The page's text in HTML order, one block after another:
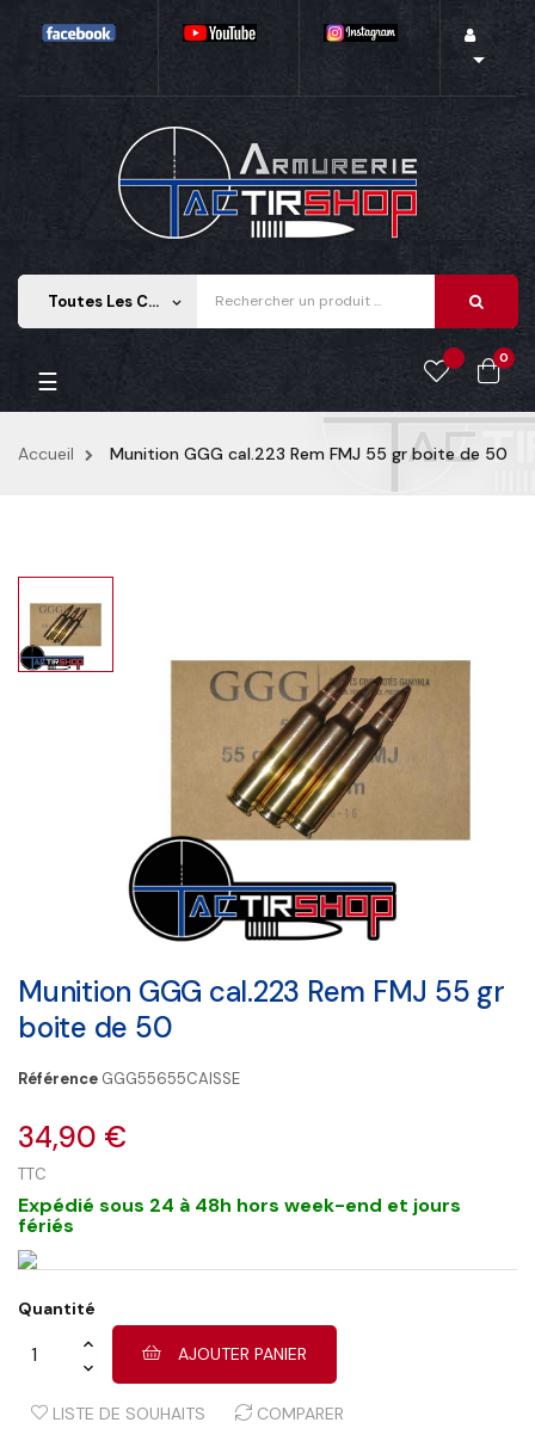

Toutes Les Catégories keyboard_arrow_down
0
Basculer
la
☰
Accueil Munition GGG cal.223 Rem FMJ 55 gr boite de 50
Munition GGG cal.223 Rem FMJ 55 gr
boite de 50
Référence GGG55655CAISSE
34,90 €
TTC
Expédié sous 24 à 48h hors week-end et jours
fériés
Quantité
AJOUTER PANIER
LISTE DE SOUHAITS COMPARER